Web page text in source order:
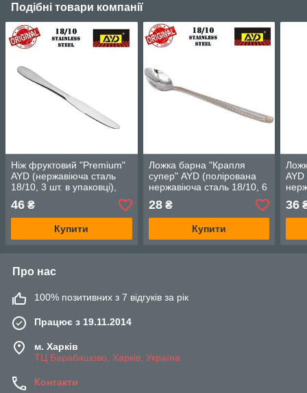
Подібні товари компанії
Ніж фруктовий "Premium"
AYD (нержавіюча сталь
18/10, 3 шт. в упаковці),
арт. 3120117
46 ₴
Купити
Ложка барна "Крапля
супер" AYD (полірована
нержавіюча сталь 18/10, 6
шт. в упаковці), арт.
291807
28₴
Купити
AYD
шт.
36
Про нас
100% позитивних з 7 відгуків за рік
Працює з 19.11.2014
м. Харків
ТЦ Барабашово, Харків, Україна
Контакти